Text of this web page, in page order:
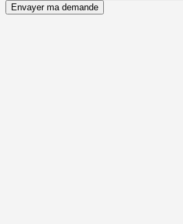
Envayer ma demande